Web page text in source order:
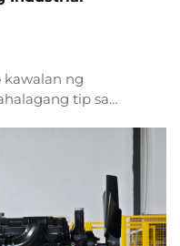
kawalan ng
tip sa
at
ang checklist